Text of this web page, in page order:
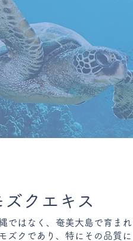
クエキス
ではなく、奄美大島で育ま
ズクであり、特にその品質